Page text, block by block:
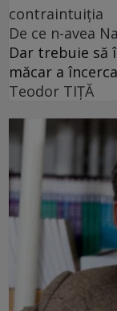
contraintuiția
De ce n-avea
Dar trebuie să
măcar a
Teodor TIŢĂ